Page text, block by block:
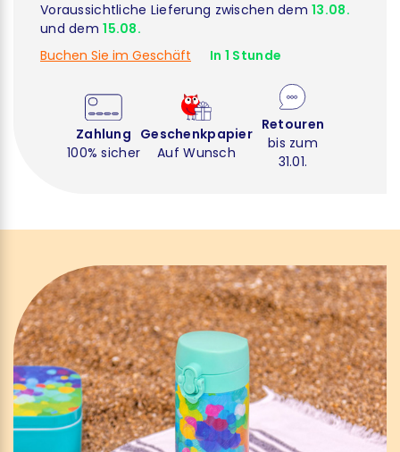
Voraussichtliche Lieferung zwischen dem13.08.
und dem15.08.
Buchen Sie im Geschäft
In 1 Stunde
Zahlung
100% sicher
Geschenkpapier
Auf Wunsch
Retouren
bis zum
31.01.